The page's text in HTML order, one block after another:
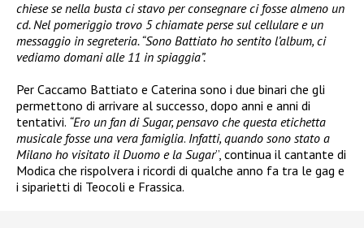
chiese se nella busta ci stavo per consegnare ci fosse almeno un
cd. Nel pomeriggio trovo 5 chiamate perse sul cellulare e un
messaggio in segreteria. “Sono Battiato ho sentito l’album, ci
vediamo domani alle 11 in spiaggia”.
Per Caccamo Battiato e Caterina sono i due binari che gli
permettono di arrivare al successo, dopo anni e anni di
tentativi. “Ero un fan di Sugar, pensavo che questa etichetta
musicale fosse una vera famiglia. Infatti, quando sono stato a
Milano ho visitato il Duomo e la Sugar”, continua il cantante di
Modica che rispolvera i ricordi di qualche anno fa tra le gag e
i siparietti di Teocoli e Frassica.